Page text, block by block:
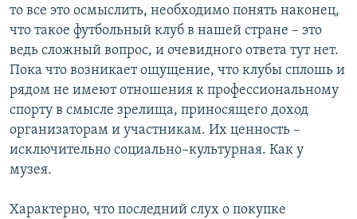
то все это осмыслить, необходимо понять наконец,
что такое футбольный клуб в нашей стране – это
ведь сложный вопрос, и очевидного ответа тут нет.
Пока что возникает ощущение, что клубы сплошь и
рядом не имеют отношения к профессиональному
спорту в смысле зрелища, приносящего доход
организаторам и участникам. Их ценность –
исключительно социально–культурная. Как у
музея.
Характерно, что последний слух о покупке